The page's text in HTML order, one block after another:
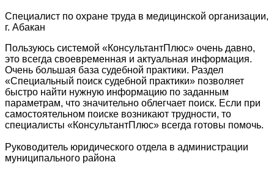
Специалист по охране труда в медицинской организации,
г. Абакан
Пользуюсь системой «КонсультантПлюс» очень давно,
это всегда своевременная и актуальная информация.
Очень большая база судебной практики. Раздел
«Специальный поиск судебной практики» позволяет
быстро найти нужную информацию по заданным
параметрам, что значительно облегчает поиск. Если при
самостоятельном поиске возникают трудности, то
специалисты «КонсультантПлюс» всегда готовы помочь.
Руководитель юридического отдела в администрации
муниципального района